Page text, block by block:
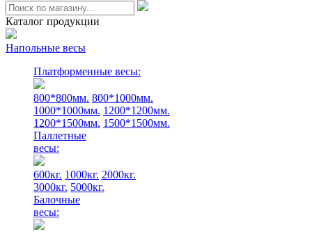
Каталог продукции
Напольные весы
Платформенные весы:
800*800мм. 800*1000мм.
1000*1000мм. 1200*1200мм.
1200*1500мм. 1500*1500мм.
Паллетные
весы:
600кг. 1000кг. 2000кг.
3000кг. 5000кг.
Балочные
весы: